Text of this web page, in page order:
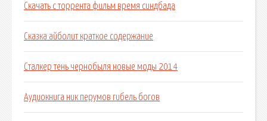
Скачать с торрента фильм время синдбада
Сказка айболит краткое содержание
Сталкер тень чернобыля новые моды 2014
Аудиокнига ник перумов гибель богов